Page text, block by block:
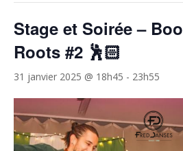
Stage et Soirée –
Roots #2 🕺🏻
31 janvier 2025 @ 18h45 - 23h55